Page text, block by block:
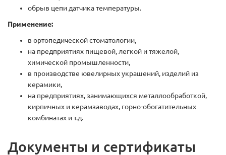
обрыв цепи датчика температуры.
Применение:
в ортопедической стоматологии,
на предприятиях пищевой, легкой и тяжелой,
химической промышленности,
в производстве ювелирных украшений, изделий из
керамики,
на предприятиях, занимающихся металлообработкой,
кирпичных и керамзаводах, горно-обогатительных
комбинатах и т.д.
Документы и сертификаты